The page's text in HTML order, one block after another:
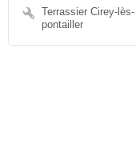
Terrassier Cirey-lès-
pontailler